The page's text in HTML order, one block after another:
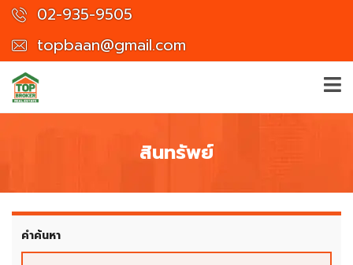
02-935-9505
topbaan@gmail.com
สินทรัพย์
คำค้นหา